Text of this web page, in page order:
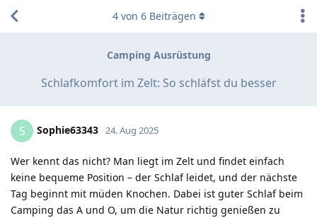
Camping Ausrüstung
Schlafkomfort im Zelt: So schläfst du besser
4von 6Beiträgen
S Sophie63343 24. Aug 2025
Wer kennt das nicht? Man liegt im Zelt und findet einfach
keine bequeme Position – der Schlaf leidet, und der nächste
Tag beginnt mit müden Knochen. Dabei ist guter Schlaf beim
Camping das A und O, um die Natur richtig genießen zu